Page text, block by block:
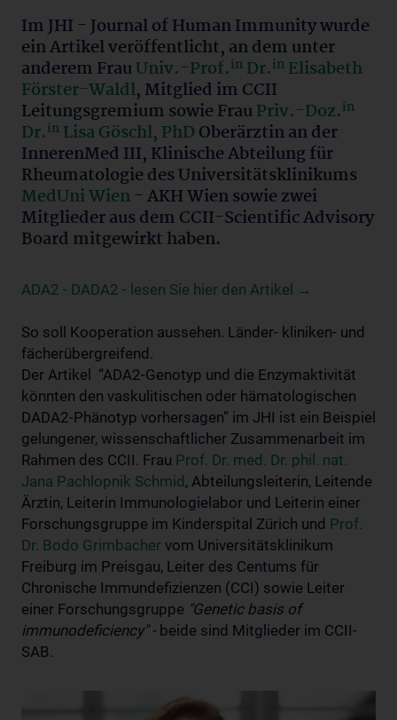
Im JHI - Journal of Human Immunity wurde
ein Artikel veröffentlicht, an dem unter
anderem FrauUniv.-Prof.in Dr.in Elisabeth
Förster-Waldl, Mitglied im CCII
Leitungsgremium sowie FrauPriv.-Doz.in
Dr.in Lisa Göschl, PhD Oberärztin an der
InnerenMed III, Klinische Abteilung für
Rheumatologie des Universitätsklinikums
MedUni Wien - AKH Wien sowie zwei
Mitglieder aus dem CCII-Scientific Advisory
Board mitgewirkt haben.
ADA2 - DADA2 - lesen Sie hier den Artikel →
So soll Kooperation aussehen. Länder- kliniken- und
fächerübergreifend.
Der Artikel “ADA2-Genotyp und die Enzymaktivität
könnten den vaskulitischen oder hämatologischen
DADA2-Phänotyp vorhersagen” im JHI ist ein Beispiel
gelungener, wissenschaftlicher Zusammenarbeit im
Rahmen des CCII. Frau Prof. Dr. med. Dr. phil. nat.
Jana Pachlopnik Schmid , Abteilungsleiterin, Leitende
Ärztin, Leiterin Immunologielabor und Leiterin einer
Forschungsgruppe im Kinderspital Zürich und Prof.
Dr. Bodo Grimbacher vom Universitätsklinikum
Freiburg im Preisgau, Leiter des Centums für
Chronische Immundefizienzen (CCI) sowie Leiter
einer Forschungsgruppe "Genetic basis of
immunodeficiency" - beide sind Mitglieder im CCII-
SAB.